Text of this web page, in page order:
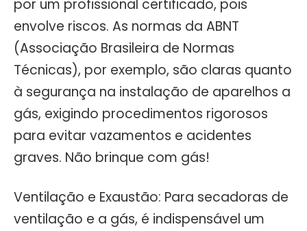
por um profissional certificado, pois
envolve riscos. As normas da ABNT
(Associação Brasileira de Normas
Técnicas), por exemplo, são claras quanto
à segurança na instalação de aparelhos a
gás, exigindo procedimentos rigorosos
para evitar vazamentos e acidentes
graves. Não brinque com gás!
Ventilação e Exaustão: Para secadoras de
ventilação e a gás, é indispensável um